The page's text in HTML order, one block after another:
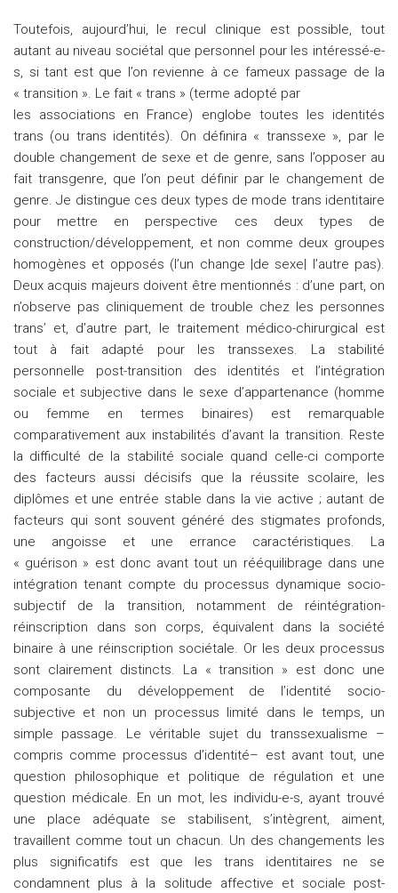
Toutefois, aujourd’hui, le recul clinique est possible, tout
autant au niveau sociétal que personnel pour les intéressé-e-
s, si tant est que l’on revienne à ce fameux passage de la
« transition ». Le fait « trans » (terme adopté par
les associations en France) englobe toutes les identités
trans (ou trans identités). On définira « transsexe », par le
double changement de sexe et de genre, sans l’opposer au
fait transgenre, que l’on peut définir par le changement de
genre. Je distingue ces deux types de mode trans identitaire
pour mettre en perspective ces deux types de
construction/développement, et non comme deux groupes
homogènes et opposés (l’un change |de sexe| l’autre pas).
Deux acquis majeurs doivent être mentionnés : d’une part, on
n’observe pas cliniquement de trouble chez les personnes
trans’ et, d’autre part, le traitement médico-chirurgical est
tout à fait adapté pour les transsexes. La stabilité
personnelle post-transition des identités et l’intégration
sociale et subjective dans le sexe d’appartenance (homme
ou femme en termes binaires) est remarquable
comparativement aux instabilités d’avant la transition. Reste
la difficulté de la stabilité sociale quand celle-ci comporte
des facteurs aussi décisifs que la réussite scolaire, les
diplômes et une entrée stable dans la vie active ; autant de
facteurs qui sont souvent généré des stigmates profonds,
une angoisse et une errance caractéristiques. La
« guérison » est donc avant tout un rééquilibrage dans une
intégration tenant compte du processus dynamique socio-
subjectif de la transition, notamment de réintégration-
réinscription dans son corps, équivalent dans la société
binaire à une réinscription sociétale. Or les deux processus
sont clairement distincts. La « transition » est donc une
composante du développement de l’identité socio-
subjective et non un processus limité dans le temps, un
simple passage. Le véritable sujet du transsexualisme –
compris comme processus d’identité– est avant tout, une
question philosophique et politique de régulation et une
question médicale. En un mot, les individu-e-s, ayant trouvé
une place adéquate se stabilisent, s’intègrent, aiment,
travaillent comme tout un chacun. Un des changements les
plus significatifs est que les trans identitaires ne se
condamnent plus à la solitude affective et sociale post-